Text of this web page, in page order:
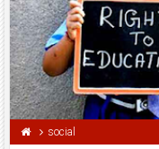
social